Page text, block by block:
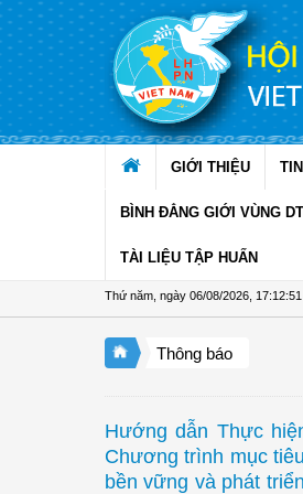
Truy cập nội dung luôn
GIỚI THIỆU
BÌNH ĐẲNG GIỚI VÙNG
TÀI LIỆU TẬP HUẤN
Thứ năm, ngày 06/08/2026 17:12:51
Đề án 01: Dấu ấn phụ nữ
Thông báo
Hướng dẫn Thực
Chương trình mục
bền vững và phát